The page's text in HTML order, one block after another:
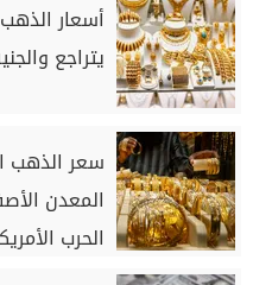
يتراجع
سعر الذهب
المعدن
الحرب